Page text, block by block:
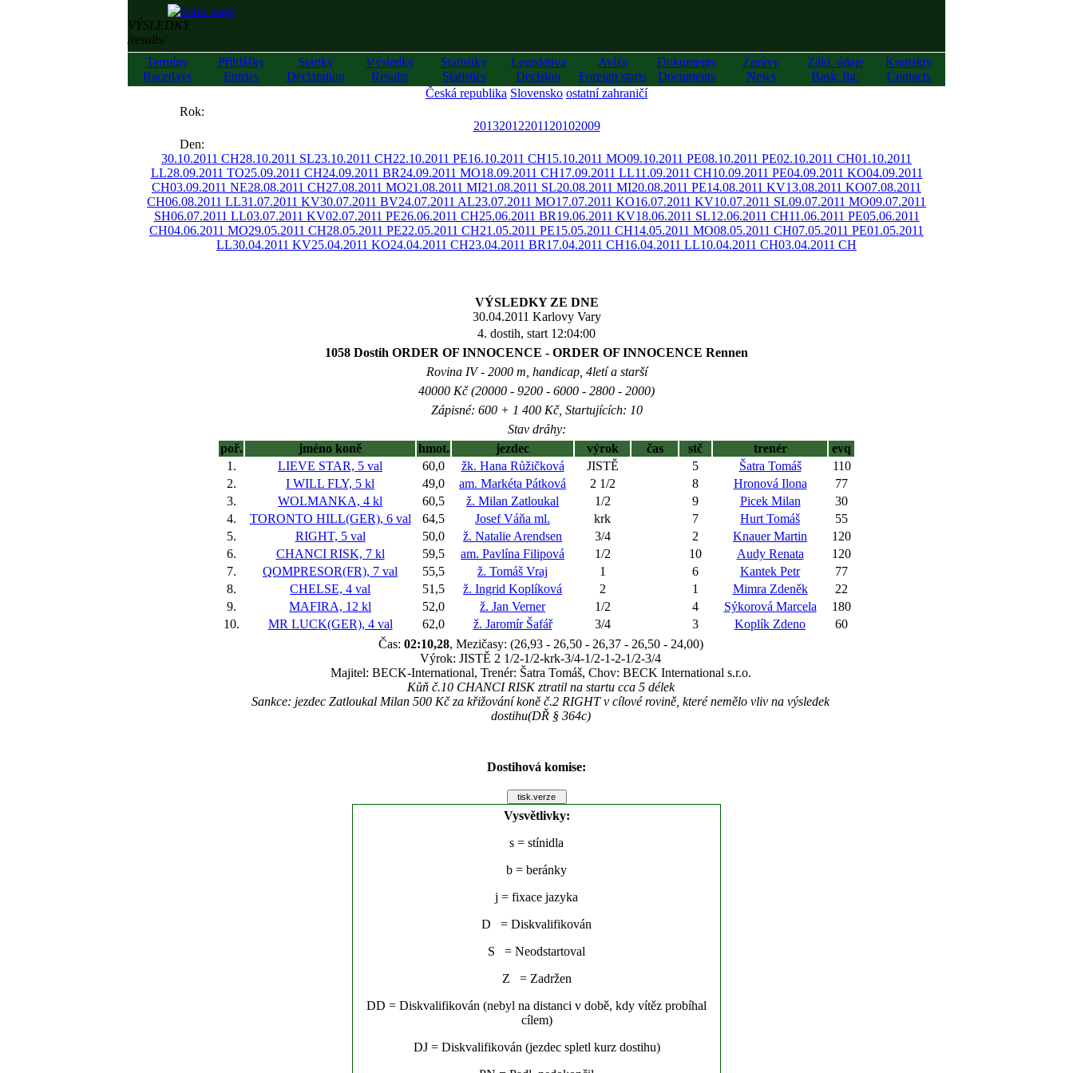
VÝSLEDKY
/results/
Termíny
Racedays
Přihlášky
Entries
Startky
Declaration
Výsledky
Results
Statistiky
Statistics
Legislativa
Decision
Avíza
Foreign starts
Dokumenty
Documents
Zprávy
News
Zákl. údaje
Basic fig.
Kontakty
Contacts
Česká republika Slovensko ostatní zahraničí
Rok:
201320122011 20102009
Den:
30.10.2011 CH28.10.2011 SL23.10.2011 CH22.10.2011 PE16.10.2011 CH15.10.2011 MO09.10.2011 PE08.10.2011 PE02.10.2011 CH01.10.2011
LL28.09.2011 TO25.09.2011 CH24.09.2011 BR24.09.2011 MO18.09.2011 CH17.09.2011 LL11.09.2011 CH10.09.2011 PE04.09.2011 KO04.09.2011
CH03.09.2011 NE28.08.2011 CH27.08.2011 MO21.08.2011 MI21.08.2011 SL20.08.2011 MI20.08.2011 PE14.08.2011 KV13.08.2011 KO07.08.2011
CH06.08.2011 LL31.07.2011 KV30.07.2011 BV24.07.2011 AL23.07.2011 MO17.07.2011 KO16.07.2011 KV10.07.2011 SL09.07.2011 MO09.07.2011
SH06.07.2011 LL03.07.2011 KV02.07.2011 PE26.06.2011 CH25.06.2011 BR19.06.2011 KV18.06.2011 SL12.06.2011 CH11.06.2011 PE05.06.2011
CH04.06.2011 MO29.05.2011 CH28.05.2011 PE22.05.2011 CH21.05.2011 PE15.05.2011 CH14.05.2011 MO08.05.2011 CH07.05.2011 PE01.05.2011
LL30.04.2011 KV25.04.2011 KO24.04.2011 CH23.04.2011 BR17.04.2011 CH16.04.2011 LL10.04.2011 CH03.04.2011 CH
VÝSLEDKY ZE DNE
30.04.2011 Karlovy Vary
4. dostih, start 12:04:00
1058 Dostih ORDER OF INNOCENCE - ORDER OF INNOCENCE Rennen
Rovina IV - 2000 m, handicap, 4letí a starší
40000 Kč (20000 - 9200 - 6000 - 2800 - 2000)
Zápisné: 600 + 1 400 Kč, Startujících: 10
Stav dráhy:
poř.
jméno koně hmot. jezdec výrok čas stč trenér
evq
1.
LIEVE STAR, 5 val 60,0 žk. Hana Růžičková JISTĚ 5 Šatra Tomáš
110
2.
I WILL FLY, 5 kl 49,0 am. Markéta Pátková 2 1/2 8 Hronová Ilona
77
3.
WOLMANKA, 4 kl 60,5 ž. Milan Zatloukal 1/2 9 Picek Milan
30
4.
TORONTO HILL(GER), 6 val 64,5 Josef Váňa ml. krk 7 Hurt Tomáš
55
5.
RIGHT, 5 val 50,0 ž. Natalie Arendsen 3/4 2 Knauer Martin
120
6.
CHANCI RISK, 7 kl 59,5 am. Pavlína Filipová 1/2 10 Audy Renata
120
7.
QOMPRESOR(FR), 7 val 55,5 ž. Tomáš Vraj 1 6 Kantek Petr
77
8.
CHELSE, 4 val 51,5 ž. Ingrid Koplíková 2 1 Mimra Zdeněk
22
9.
MAFIRA, 12 kl 52,0 ž. Jan Verner 1/2 4 Sýkorová Marcela
180
10.
MR LUCK(GER), 4 val 62,0 ž. Jaromír Šafář 3/4 3 Koplík Zdeno
60
Čas: 02:10,28, Mezičasy: (26,93 - 26,50 - 26,37 - 26,50 - 24,00)
Výrok: JISTĚ 2 1/2-1/2-krk-3/4-1/2-1-2-1/2-3/4
Majitel: BECK-International, Trenér: Šatra Tomáš, Chov: BECK International s.r.o.
Kůň č.10 CHANCI RISK ztratil na startu cca 5 délek
Sankce: jezdec Zatloukal Milan 500 Kč za křižování koně č.2 RIGHT v cílové rovině, které nemělo vliv na výsledek
dostihu(DŘ § 364c)
Dostihová komise:
Vysvětlivky:
s = stínidla
b = beránky
j = fixace jazyka
D = Diskvalifikován
S = Neodstartoval
Z = Zadržen
DD = Diskvalifikován (nebyl na distanci v době, kdy vítěz probíhal
cílem)
DJ = Diskvalifikován (jezdec spletl kurz dostihu)